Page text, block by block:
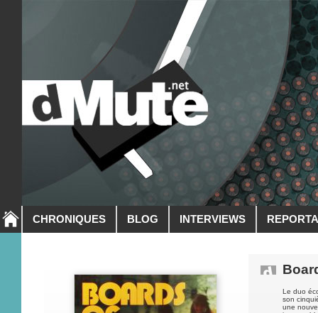
CHRONIQUES BLOG INTERVIEWS
Le duo
son
une